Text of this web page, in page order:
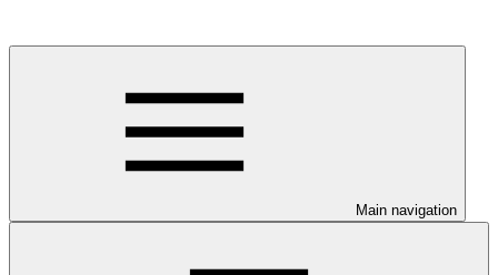
Main navigation